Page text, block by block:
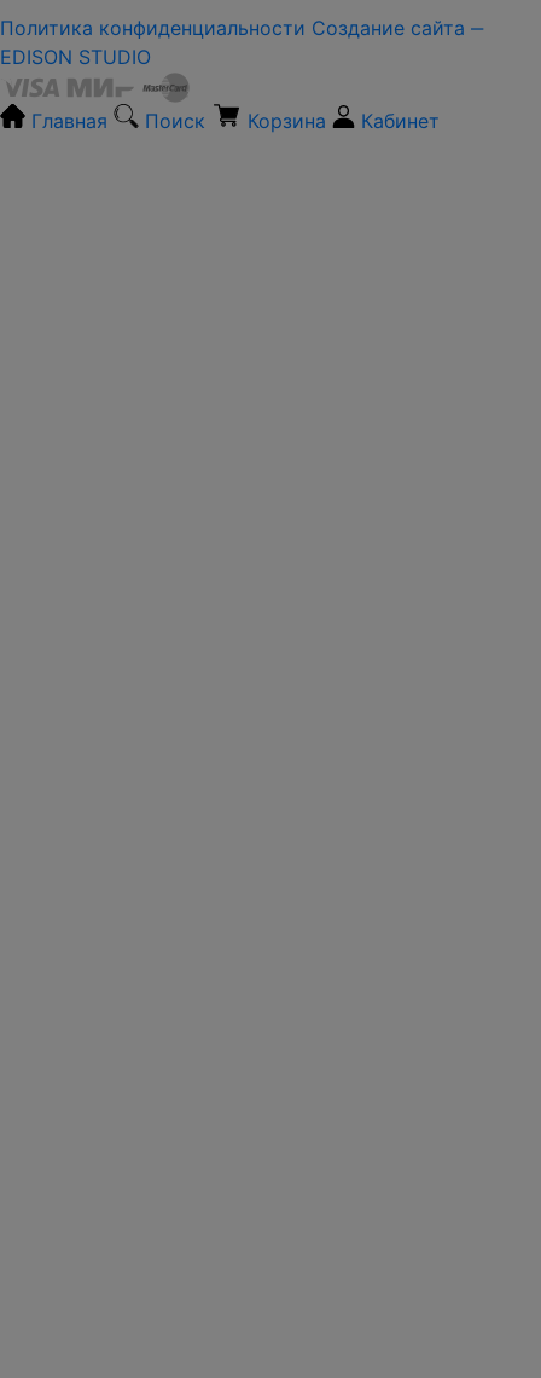
Политика конфиденциальности Создание сайта ‒
EDISON STUDIO
Главная Поиск Корзина Кабинет